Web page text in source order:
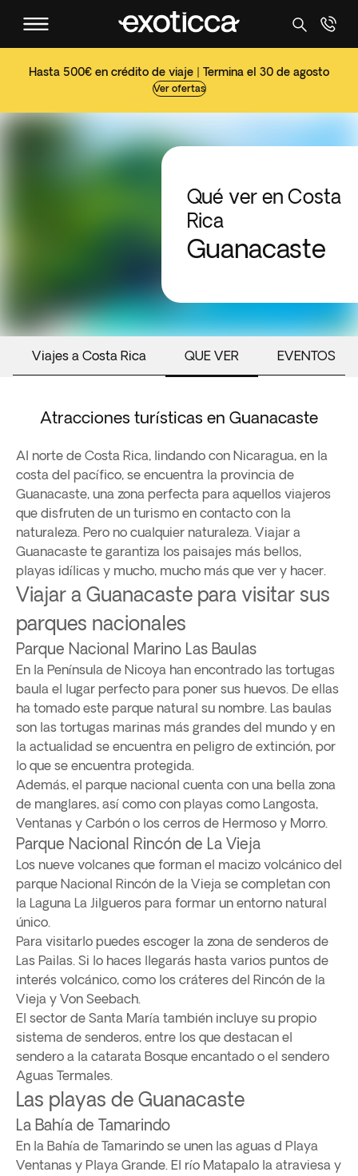
Hasta 500€ en crédito de viaje | Termina el 30 de agosto
Ver ofertas
Qué ver en Costa
Rica
Guanacaste
Viajes a Costa Rica QUE VER EVENTOS
Atracciones turísticas en Guanacaste
Al norte de Costa Rica, lindando con Nicaragua, en la
costa del pacífico, se encuentra la provincia de
Guanacaste, una zona perfecta para aquellos viajeros
que disfruten de un turismo en contacto con la
naturaleza. Pero no cualquier naturaleza. Viajar a
Guanacaste te garantiza los paisajes más bellos,
playas idílicas y mucho, mucho más que ver y hacer.
Viajar a Guanacaste para visitar sus
parques nacionales
Parque Nacional Marino Las Baulas
En la Península de Nicoya han encontrado las tortugas
baula el lugar perfecto para poner sus huevos. De ellas
ha tomado este parque natural su nombre. Las baulas
son las tortugas marinas más grandes del mundo y en
la actualidad se encuentra en peligro de extinción, por
lo que se encuentra protegida.
Además, el parque nacional cuenta con una bella zona
de manglares, así como con playas como Langosta,
Ventanas y Carbón o los cerros de Hermoso y Morro.
Parque Nacional Rincón de La Vieja
Los nueve volcanes que forman el macizo volcánico del
parque Nacional Rincón de la Vieja se completan con
la Laguna La Jilgueros para formar un entorno natural
único.
Para visitarlo puedes escoger la zona de senderos de
Las Pailas. Si lo haces llegarás hasta varios puntos de
interés volcánico, como los cráteres del Rincón de la
Vieja y Von Seebach.
El sector de Santa María también incluye su propio
sistema de senderos, entre los que destacan el
sendero a la catarata Bosque encantado o el sendero
Aguas Termales.
Las playas de Guanacaste
La Bahía de Tamarindo
En la Bahía de Tamarindo se unen las aguas d Playa
Ventanas y Playa Grande. El río Matapalo la atraviesa y